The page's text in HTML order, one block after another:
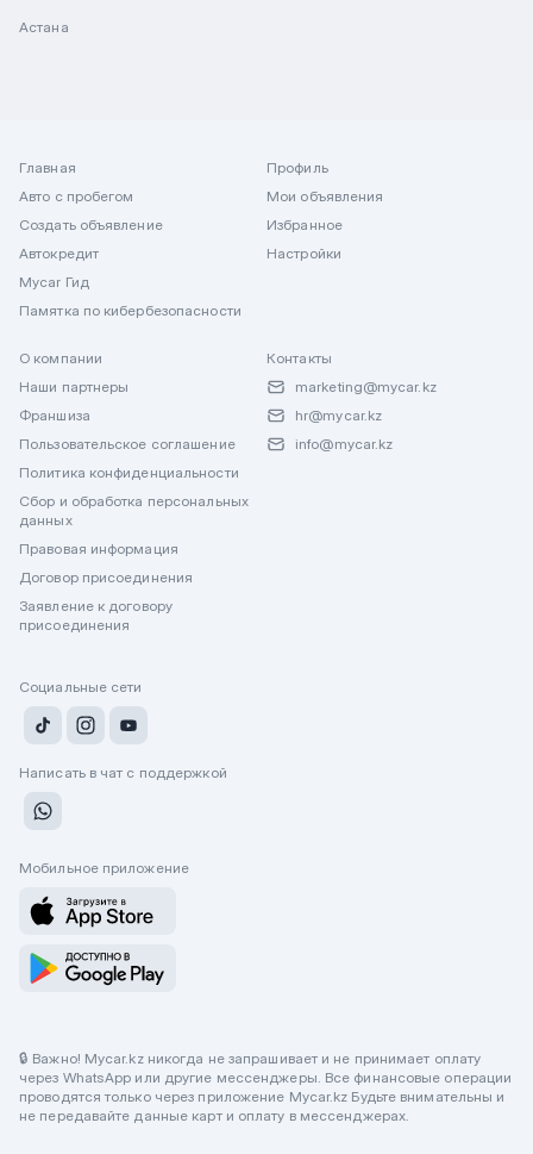
Астана
Главная
Авто с пробегом
Создать объявление
Автокредит
Mycar Гид
Памятка по кибербезопасности
Профиль
Мои объявления
Избранное
Настройки
О компании
Наши партнеры
Франшиза
Пользовательское соглашение
Политика конфиденциальности
Сбор и обработка персональных
данных
Правовая информация
Договор присоединения
Заявление к договору
присоединения
Контакты
marketing@mycar.kz
hr@mycar.kz
info@mycar.kz
Социальные сети
Написать в чат с поддержкой
Мобильное приложение
🔒 Важно! Mycar.kz никогда не запрашивает и не принимает оплату
через WhatsApp или другие мессенджеры. Все финансовые операции
проводятся только через приложение Mycar.kz Будьте внимательны и
не передавайте данные карт и оплату в мессенджерах.